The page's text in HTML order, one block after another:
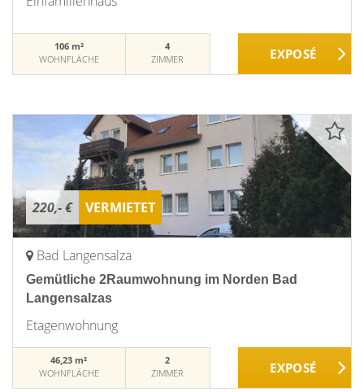
106 m²
WOHNFLÄCHE
4
ZIMMER
220,- € VERMIETET
Bad Langensalza
Gemütliche 2Raumwohnung im Norden Bad
Langensalzas
Etagenwohnung
46,23 m²
WOHNFLÄCHE
2
ZIMMER